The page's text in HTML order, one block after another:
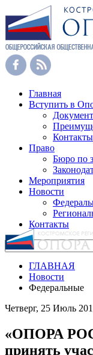
Главная
Вступить в
Контакты
Право
Бюро по
Мероприятия
Новости
Контакты
ГЛАВНАЯ
Новости
Федеральные
Четверг, 25 Июль
«ОПОРА
принять